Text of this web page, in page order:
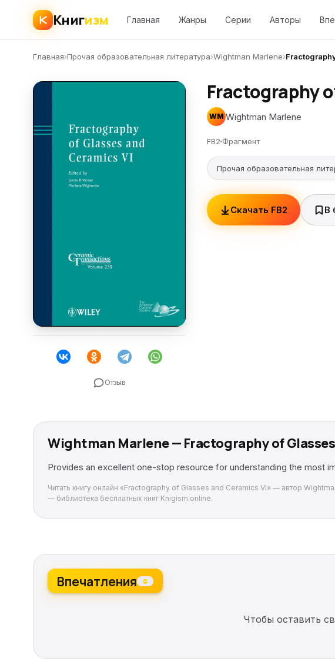
Книгизм Главная Жанры Серии Авторы
Главная›Прочая образовательная литература›Wightman Marlene›
Отзыв
Fractography
WM Wightman Marlene
FB2 Фрагмент
Прочая образовательная
Скачать FB2 В
Wightman Marlene — Fractography of
Provides an excellent one-stop resource for understanding the most
Читать книгу онлайн «Fractography of Glasses and Ceramics VI» — автор
— библиотека бесплатных книг Knigism.online.
Впечатления 0
Чтобы оставить